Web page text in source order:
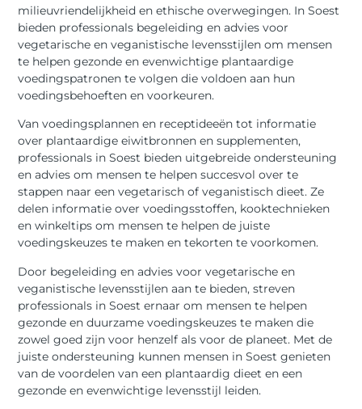
milieuvriendelijkheid en ethische overwegingen. In Soest
bieden professionals begeleiding en advies voor
vegetarische en veganistische levensstijlen om mensen
te helpen gezonde en evenwichtige plantaardige
voedingspatronen te volgen die voldoen aan hun
voedingsbehoeften en voorkeuren.
Van voedingsplannen en receptideeën tot informatie
over plantaardige eiwitbronnen en supplementen,
professionals in Soest bieden uitgebreide ondersteuning
en advies om mensen te helpen succesvol over te
stappen naar een vegetarisch of veganistisch dieet. Ze
delen informatie over voedingsstoffen, kooktechnieken
en winkeltips om mensen te helpen de juiste
voedingskeuzes te maken en tekorten te voorkomen.
Door begeleiding en advies voor vegetarische en
veganistische levensstijlen aan te bieden, streven
professionals in Soest ernaar om mensen te helpen
gezonde en duurzame voedingskeuzes te maken die
zowel goed zijn voor henzelf als voor de planeet. Met de
juiste ondersteuning kunnen mensen in Soest genieten
van de voordelen van een plantaardig dieet en een
gezonde en evenwichtige levensstijl leiden.